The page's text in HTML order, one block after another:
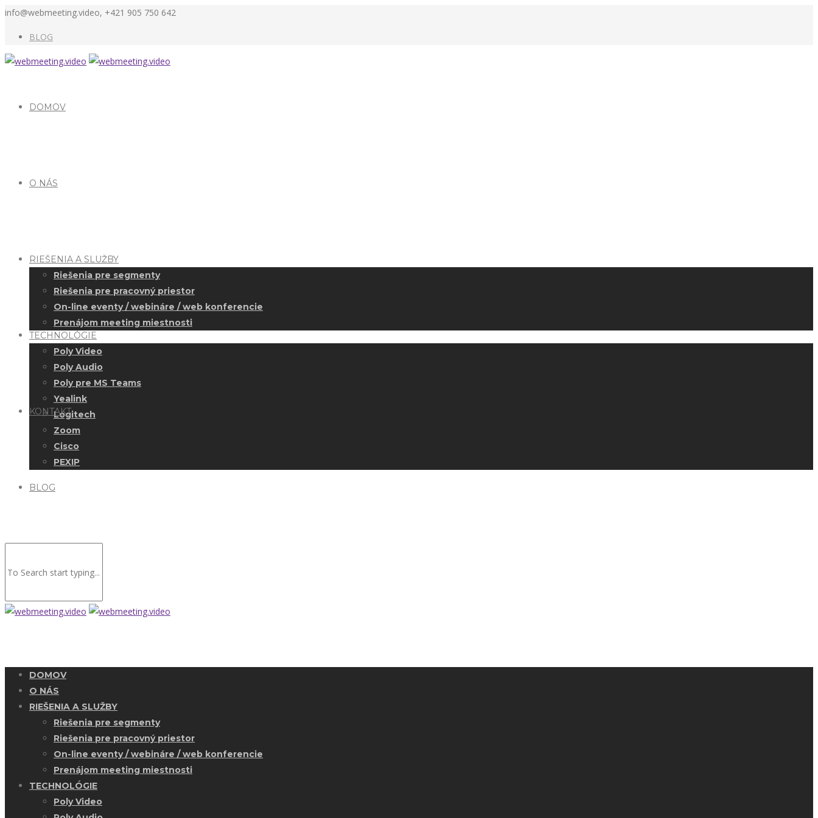
info@webmeeting.video, +421 905 750 642
BLOG
DOMOV
O NÁS
RIEŠENIA A SLUŽBY
Riešenia pre segmenty
Riešenia pre pracovný priestor
On-line eventy / webináre / web konferencie
Prenájom meeting miestnosti
TECHNOLÓGIE
Poly Video
Poly Audio
Poly pre MS Teams
Yealink
Logitech
Zoom
Cisco
PEXIP
KONTAKT
BLOG
DOMOV
O NÁS
RIEŠENIA A SLUŽBY
Riešenia pre segmenty
Riešenia pre pracovný priestor
On-line eventy / webináre / web konferencie
Prenájom meeting miestnosti
TECHNOLÓGIE
Poly Video